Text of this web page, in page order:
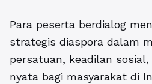
Para peserta berdialog
strategis diaspora dalam
persatuan, keadilan
nyata bagi masyarakat di